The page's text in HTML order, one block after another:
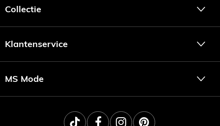
Collectie
Klantenservice
MS Mode